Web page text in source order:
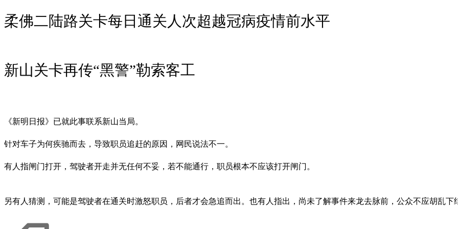
柔佛二陆路关卡每日通关人次超越冠病疫情前水平
新山关卡再传“黑警”勒索客工
《新明日报》已就此事联系新山当局。
针对车子为何疾驰而去，导致职员追赶的原因，网民说法不一。
有人指闸门打开，驾驶者开走并无任何不妥，若不能通行，职员根本不应该打开闸门。
另有人猜测，可能是驾驶者在通关时激怒职员，后者才会急追而出。也有人指出，尚未了解事件来龙去脉前，公众不应胡乱下